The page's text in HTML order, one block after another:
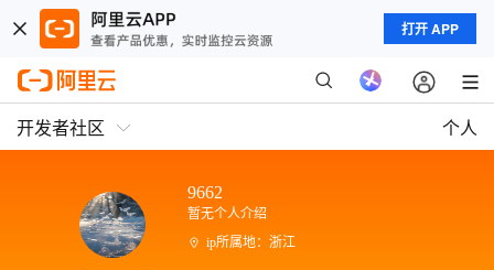
打开 APP
开发者社区 个人
9662
暂无个人介绍
ip所属地：浙江